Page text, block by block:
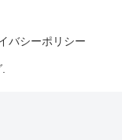
バシーポリシー